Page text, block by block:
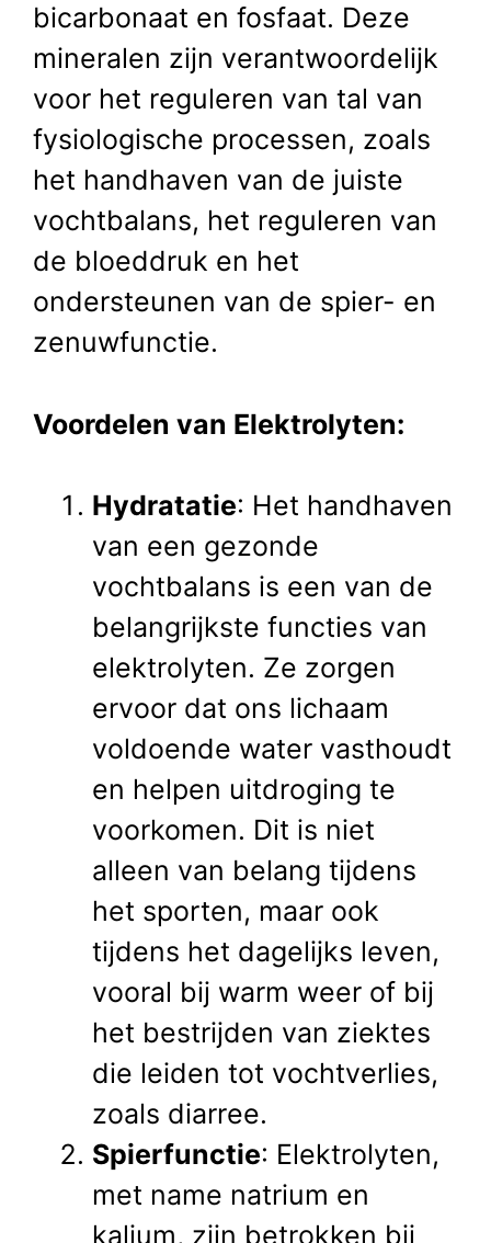
bicarbonaat en fosfaat. Deze
mineralen zijn verantwoordelijk
voor het reguleren van tal van
fysiologische processen, zoals
het handhaven van de juiste
vochtbalans, het reguleren van
de bloeddruk en het
ondersteunen van de spier- en
zenuwfunctie.
Voordelen van Elektrolyten:
Hydratatie: Het handhaven
van een gezonde
vochtbalans is een van de
belangrijkste functies van
elektrolyten. Ze zorgen
ervoor dat ons lichaam
voldoende water vasthoudt
en helpen uitdroging te
voorkomen. Dit is niet
alleen van belang tijdens
het sporten, maar ook
tijdens het dagelijks leven,
vooral bij warm weer of bij
het bestrijden van ziektes
die leiden tot vochtverlies,
zoals diarree.
Spierfunctie: Elektrolyten,
met name natrium en
kalium, zijn betrokken bij